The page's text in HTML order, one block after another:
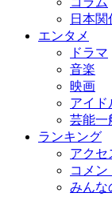
日本関
エンタメ
ドラマ
音楽
映画
アイド
芸能一
ランキング
アクセ
コメン
みんな